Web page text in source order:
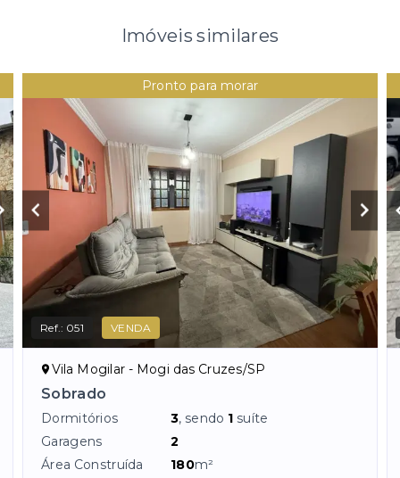
Imóveis similares
Pronto para morar
Ref.: 051 VENDA
Vila Mogilar - Mogi das Cruzes/SP
Sobrado
Dormitórios 3, sendo 1 suíte
Garagens
2
Área Construída
180m²